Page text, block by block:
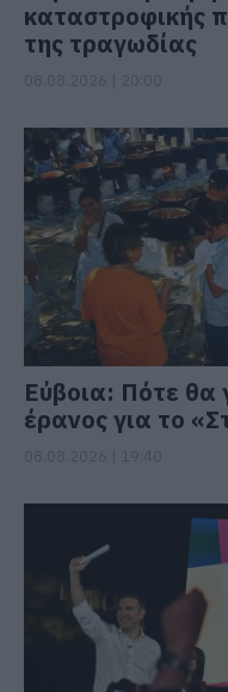
καταστροφικής
της τραγωδίας
Εύβοια: Πότε θα
έρανος για το